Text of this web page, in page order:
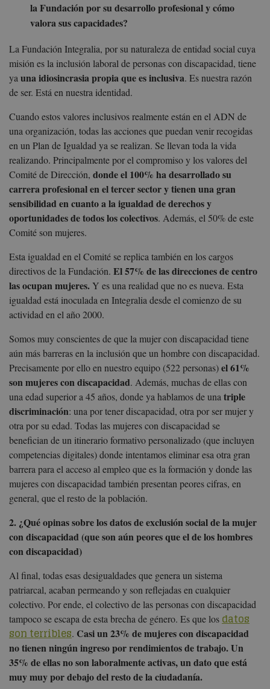
la Fundación por su desarrollo profesional y cómo
valora sus capacidades?
La Fundación Integralia, por su naturaleza de entidad social cuya
misión es la inclusión laboral de personas con discapacidad, tiene
ya una idiosincrasia propia que es inclusiva. Es nuestra razón
de ser. Está en nuestra identidad.
Cuando estos valores inclusivos realmente están en el ADN de
una organización, todas las acciones que puedan venir recogidas
en un Plan de Igualdad ya se realizan. Se llevan toda la vida
realizando. Principalmente por el compromiso y los valores del
Comité de Dirección, donde el 100% ha desarrollado su
carrera profesional en el tercer sector y tienen una gran
sensibilidad en cuanto a la igualdad de derechos y
oportunidades de todos los colectivos. Además, el 50% de este
Comité son mujeres.
Esta igualdad en el Comité se replica también en los cargos
directivos de la Fundación. El 57% de las direcciones de centro
las ocupan mujeres.Y es una realidad que no es nueva. Esta
igualdad está inoculada en Integralia desde el comienzo de su
actividad en el año 2000.
Somos muy conscientes de que la mujer con discapacidad tiene
aún más barreras en la inclusión que un hombre con discapacidad.
Precisamente por ello en nuestro equipo (522 personas)el 61%
son mujeres con discapacidad. Además, muchas de ellas con
una edad superior a 45 años, donde ya hablamos de una triple
discriminación: una por tener discapacidad, otra por ser mujer y
otra por su edad. Todas las mujeres con discapacidad se
benefician de un itinerario formativo personalizado (que incluyen
competencias digitales) donde intentamos eliminar esa otra gran
barrera para el acceso al empleo que es la formación y donde las
mujeres con discapacidad también presentan peores cifras, en
general, que el resto de la población.
2. ¿Qué opinas sobre los datos de exclusión social de la mujer
con discapacidad (que son aún peores que el de los hombres
con discapacidad)
Al final, todas esas desigualdades que genera un sistema
patriarcal, acaban permeando y son reflejadas en cualquier
colectivo. Por ende, el colectivo de las personas con discapacidad
tampoco se escapa de esta brecha de género. Es que los datos
son terribles. Casi un 23% de mujeres con discapacidad
no tienen ningún ingreso por rendimientos de trabajo. Un
35% de ellas no son laboralmente activas, un dato que está
muy muy por debajo del resto de la ciudadanía.